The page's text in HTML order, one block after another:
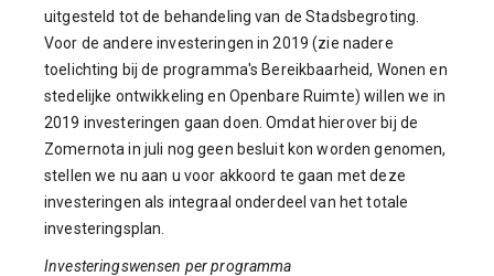
uitgesteld tot de behandeling van de Stadsbegroting.
Voor de andere investeringen in 2019 (zie nadere
toelichting bij de programma's Bereikbaarheid, Wonen en
stedelijke ontwikkeling en Openbare Ruimte) willen we in
2019 investeringen gaan doen. Omdat hierover bij de
Zomernota in juli nog geen besluit kon worden genomen,
stellen we nu aan u voor akkoord te gaan met deze
investeringen als integraal onderdeel van het totale
investeringsplan.
Investeringswensen per programma